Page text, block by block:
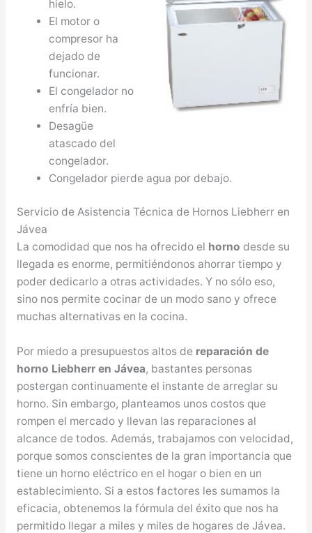
hielo.
El motor o
compresor ha
dejado de
funcionar.
El congelador no
enfría bien.
Desagüe
atascado del
congelador.
Congelador pierde agua por debajo.
Servicio de Asistencia Técnica de Hornos Liebherr en
Jávea
La comodidad que nos ha ofrecido el horno desde su
llegada es enorme, permitiéndonos ahorrar tiempo y
poder dedicarlo a otras actividades. Y no sólo eso,
sino nos permite cocinar de un modo sano y ofrece
muchas alternativas en la cocina.
Por miedo a presupuestos altos de reparación de
horno Liebherr en Jávea, bastantes personas
postergan continuamente el instante de arreglar su
horno. Sin embargo, planteamos unos costos que
rompen el mercado y llevan las reparaciones al
alcance de todos. Además, trabajamos con velocidad,
porque somos conscientes de la gran importancia que
tiene un horno eléctrico en el hogar o bien en un
establecimiento. Si a estos factores les sumamos la
eficacia, obtenemos la fórmula del éxito que nos ha
permitido llegar a miles y miles de hogares de Jávea.